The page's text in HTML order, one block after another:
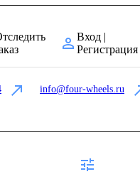
Вход |
Регистрация
info@four-wheels.ru